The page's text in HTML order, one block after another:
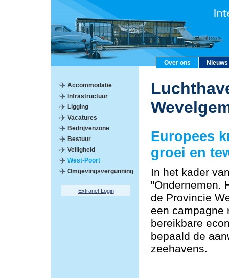
Over ons Nieuws
Accommodatie
Infrastructuur
Ligging
Vacatures
Bedrijvenzone
Bestuur
Veiligheid
West-Poort
Omgevingsvergunning
Extranet Login
Europees
groei en
In het kader
"Ondernemen.
de Provincie
een campagne
bereikbare
bepaald de
zeehavens.